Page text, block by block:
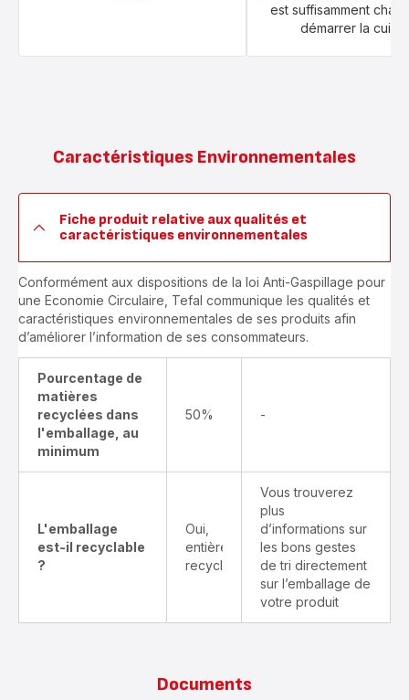
est suffisamment
démarrer la
Caractéristiques Environnementales
Fiche produit relative aux qualités et
caractéristiques environnementales
Conformément aux dispositions de la loi Anti-Gaspillage pour
une Economie Circulaire, Tefal communique les qualités et
caractéristiques environnementales de ses produits afin
d’améliorer l’information de ses consommateurs.
Pourcentage de
matières
recyclées dans
l'emballage, au
minimum
50% -
L'emballage
est-il recyclable
?
Oui,
entièrement
recyclable
Vous trouverez
plus
d’informations sur
les bons gestes
de tri directement
sur l’emballage de
votre produit
Documents